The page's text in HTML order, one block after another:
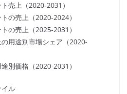
売上（2020-2031）
の売上（2020-2024）
の売上（2025-2031）
用途別市場シェア（2020-
別価格（2020-2031）
ル